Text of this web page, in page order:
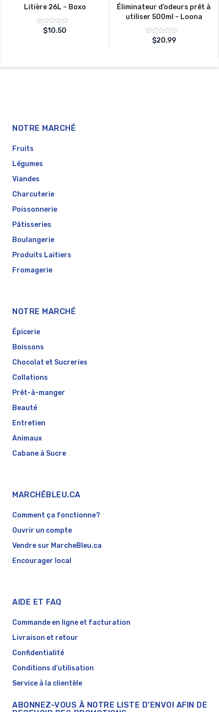
Litière 26L – Boxo
Note
sur
$10.50
Éliminateur d’odeurs prêt à
utiliser 500ml – Loona
Note
sur
$20.99
NOTRE MARCHÉ
Fruits
Légumes
Viandes
Charcuterie
Poissonnerie
Pâtisseries
Boulangerie
Produits Laitiers
Fromagerie
NOTRE MARCHÉ
Épicerie
Boissons
Chocolat et Sucreries
Collations
Prêt-à-manger
Beauté
Entretien
Animaux
Cabane à Sucre
MARCHÉBLEU.CA
Comment ça fonctionne?
Ouvrir un compte
Vendre sur MarcheBleu.ca
Encourager local
AIDE ET FAQ
Commande en ligne et facturation
Livraison et retour
Confidentialité
Conditions d’utilisation
Service à la clientèle
ABONNEZ-VOUS À NOTRE LISTE D’ENVOI AFIN DE